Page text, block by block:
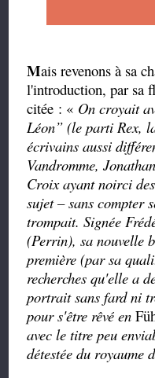
Mais revenons à sa
l'introduction, par sa
citée : « On croyait
Léon” (le parti Rex,
écrivains aussi
Vandromme,
Croix ayant noirci
sujet – sans compter
trompait. Signée
(Perrin), sa nouvelle
première (par sa
recherches qu'elle a
portrait sans fard ni
pour s'être rêvé en
avec le titre peu
détestée du royaume